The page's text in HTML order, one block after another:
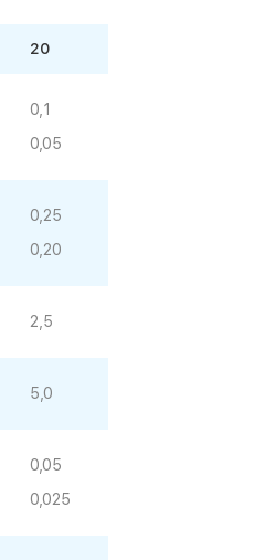
20
0,1
0,05
0,25
0,20
2,5
5,0
0,05
0,025